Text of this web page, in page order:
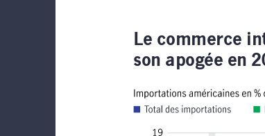
Le commerce
son apogée en